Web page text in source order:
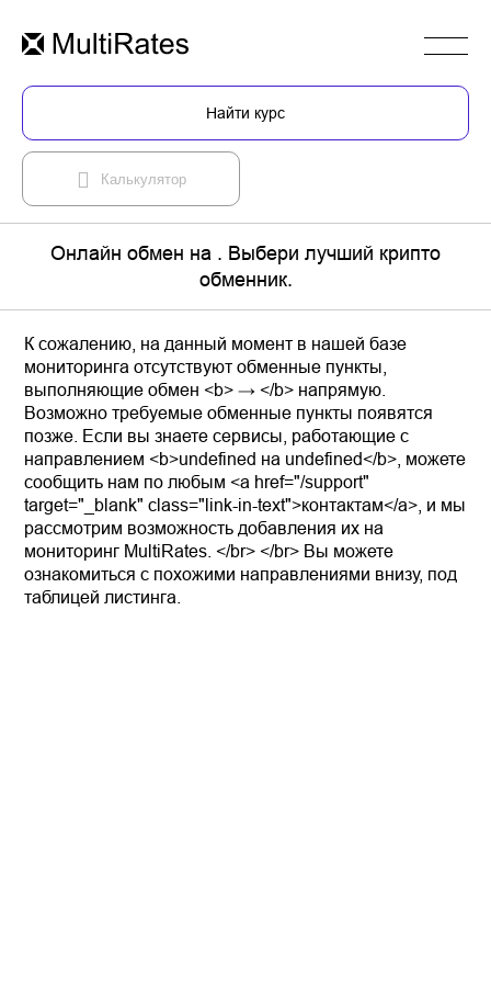
Найти курс
Калькулятор
Онлайн обмен на . Выбери лучший крипто
обменник.
К сожалению, на данный момент в нашей базе
мониторинга отсутствуют обменные пункты,
выполняющие обмен <b> → </b> напрямую.
Возможно требуемые обменные пункты появятся
позже. Если вы знаете сервисы, работающие с
направлением <b>undefined на undefined</b>, можете
сообщить нам по любым <a href="/support"
target="_blank" class="link-in-text">контактам</a>, и мы
рассмотрим возможность добавления их на
мониторинг MultiRates. </br> </br> Вы можете
ознакомиться с похожими направлениями внизу, под
таблицей листинга.